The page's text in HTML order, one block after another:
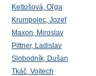
Keltošová, Oľga
Krumpolec, Jozef
Maxon, Miroslav
Pittner, Ladislav
Slobodník, Dušan
Tkáč, Vojtech